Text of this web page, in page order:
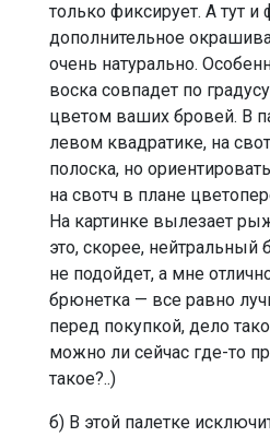
только фиксирует. А тут и
дополнительное
очень натурально.
воска совпадет по
цветом ваших бровей. В
левом квадратике, на
полоска, но
на свотч в плане
На картинке вылезает
это, скорее,
не подойдет, а мне
брюнетка — все равно
перед покупкой, дело
можно ли сейчас где-то
такое?..)
б) В этой палетке